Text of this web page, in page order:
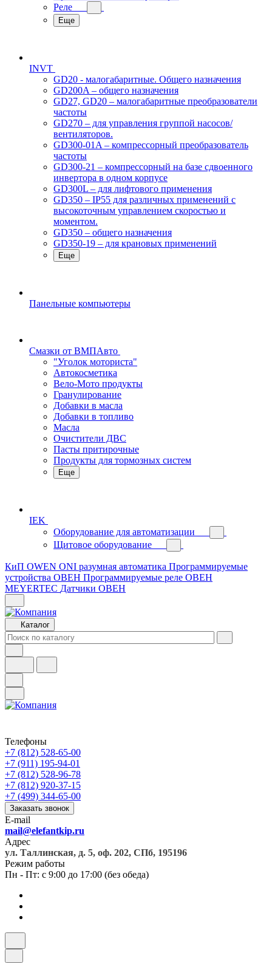
Реле
Еще
INVT
GD20 - малогабаритные. Общего назначения
GD200A – общего назначения
GD27, GD20 – малогабаритные преобразователи
частоты
GD270 – для управления группой насосов/
вентиляторов.
GD300-01A – компрессорный преобразователь
частоты
GD300-21 – компрессорный на базе сдвоенного
инвертора в одном корпусе
GD300L – для лифтового применения
GD350 – IP55 для различных применений с
высокоточным управлением скоростью и
моментом.
GD350 – общего назначения
GD350-19 – для крановых применений
Еще
Панельные компьютеры
Смазки от ВМПАвто
"Уголок моториста"
Автокосметика
Вело-Мото продукты
Гранулирование
Добавки в масла
Добавки в топливо
Масла
Очистители ДВС
Пасты притирочные
Продукты для тормозных систем
Еще
IEK
Оборудование для автоматизации
Щитовое оборудование
КиП OWEN ONI разумная автоматика Программируемые
устройства ОВЕН Программируемые реле ОВЕН
MEYERTEC Датчики ОВЕН
Каталог
Телефоны
+7 (812) 528-65-00
+7 (911) 195-94-01
+7 (812) 528-96-78
+7 (812) 920-37-15
+7 (499) 344-65-00
Заказать звонок
E-mail
mail@elefantkip.ru
Адрес
ул. Таллинская, д. 5, оф. 202, СПб, 195196
Режим работы
Пн - Пт: с 9:00 до 17:00 (без обеда)